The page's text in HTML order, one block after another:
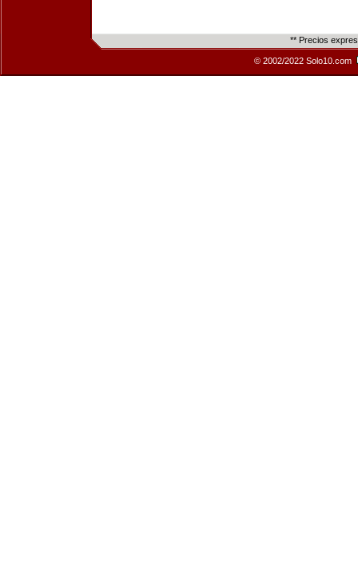
** Precios
© 2002/2022 Solo10.com